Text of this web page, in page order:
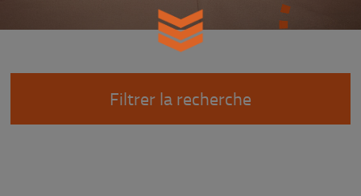
Filtrer la recherche